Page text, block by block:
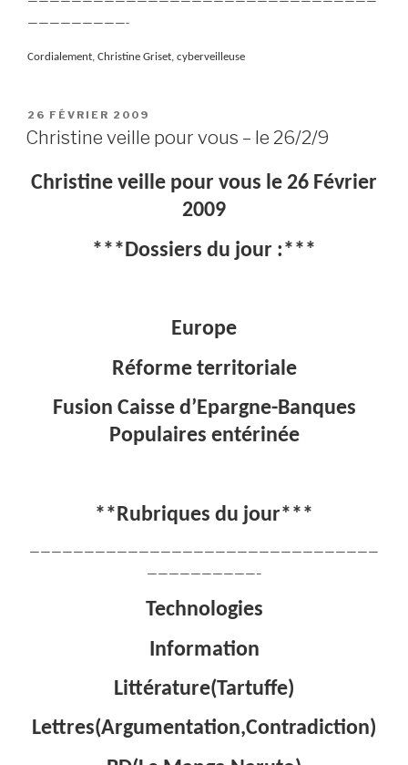
—————————-
Cordialement, Christine Griset, cyberveilleuse
PUBLIÉ
LE
26 FÉVRIER 2009
Christine veille pour vous – le 26/2/9
Christine veille pour vous le 26 Février
2009
***Dossiers du jour :***
Europe
Réforme territoriale
Fusion Caisse d’Epargne-Banques
Populaires entérinée
**Rubriques du jour***
————————————————————————————————
——————————–
Technologies
Information
Littérature(Tartuffe)
Lettres(Argumentation,Contradiction)